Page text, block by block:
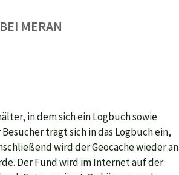
MERAN
in dem sich ein Logbuch sowie
trägt sich in das Logbuch ein,
wird der Geocache wieder an
Der Fund wird im Internet auf der